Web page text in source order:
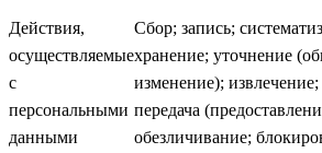
Действия,
осуществляемые
с
персональными
данными
Сбор; запись;
хранение; уточнение
изменение);
передача
обезличивание;